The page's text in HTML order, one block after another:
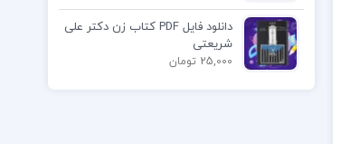
دانلود فایل PDF کتاب زن دکتر علی
شریعتی
25,000 تومان